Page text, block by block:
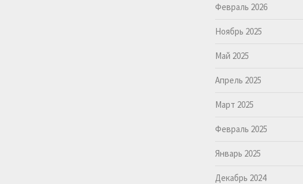
Февраль 2026
Ноябрь 2025
Май 2025
Апрель 2025
Март 2025
Февраль 2025
Январь 2025
Декабрь 2024